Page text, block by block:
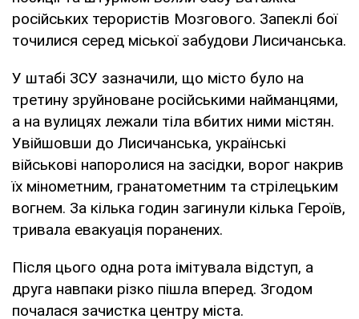
російських терористів Мозгового. Запеклі бої
точилися серед міської забудови Лисичанська.
У штабі ЗСУ зазначили, що місто було на
третину зруйноване російськими найманцями,
а на вулицях лежали тіла вбитих ними містян.
Увійшовши до Лисичанська, українські
військові напоролися на засідки, ворог накрив
їх мінометним, гранатометним та стрілецьким
вогнем. За кілька годин загинули кілька Героїв,
тривала евакуація поранених.
Після цього одна рота імітувала відступ, а
друга навпаки різко пішла вперед. Згодом
почалася зачистка центру міста.